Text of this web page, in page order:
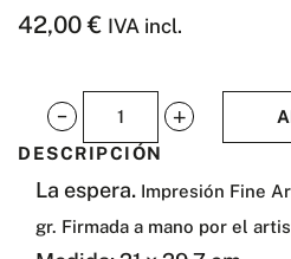
42,00€ IVA incl.
La
espera
cantidad
DESCRIPCIÓN
La espera. Impresión Fine
gr. Firmada a mano por el